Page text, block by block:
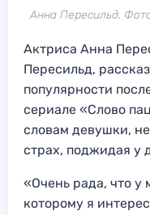
Анна Пересильд.
Актриса Анна
Пересильд,
популярности
сериале «Слово
словам девушки,
страх, поджидая у
«Очень рада, что у
которому я